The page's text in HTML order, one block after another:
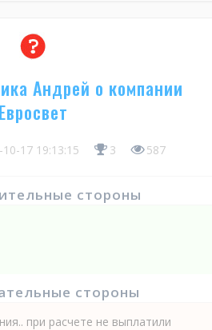
Андрей о компании
Евросвет
10-17 19:13:15 3 587
стороны
стороны
при расчете не выплатили